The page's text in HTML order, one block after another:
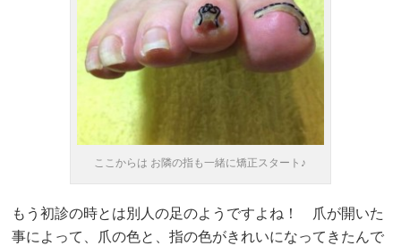
ここからは お隣の指も一緒に矯正スタート♪
もう初診の時とは別人の足のようですよね！ 爪が開いた
事によって、爪の色と、指の色がきれいになってきたんで